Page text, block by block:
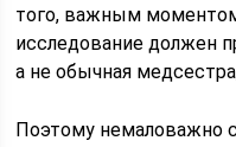
того, важным
исследование должен
а не обычная
Поэтому немаловажно